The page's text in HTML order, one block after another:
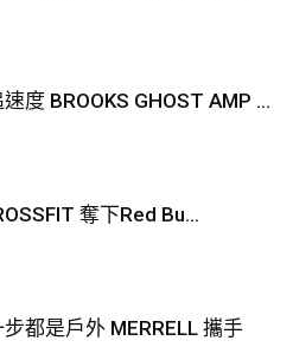
度 BROOKS GHOST AMP ...
奪下Red Bu...
都是戶外 MERRELL 攜手